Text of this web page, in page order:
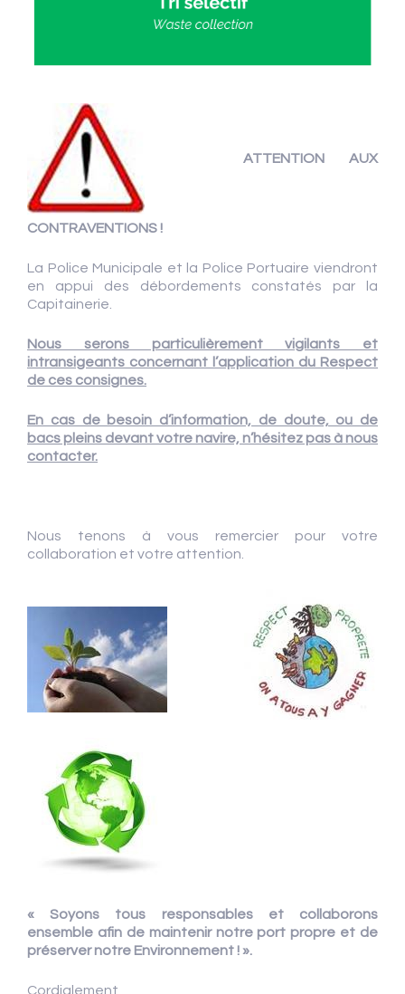
ATTENTION AUX
CONTRAVENTIONS !
La Police Municipale et la Police Portuaire viendront
en appui des débordements constatés par la
Capitainerie.
Nous serons particulièrement vigilants et
intransigeants concernant l’application du Respect
de ces consignes.
En cas de besoin d’information, de doute, ou de
bacs pleins devant votre navire, n’hésitez pas à nous
contacter.
Nous tenons à vous remercier pour votre
collaboration et votre attention.
« Soyons tous responsables et collaborons
ensemble afin de maintenir notre port propre et de
préserver notre Environnement ! ».
Cordialement,